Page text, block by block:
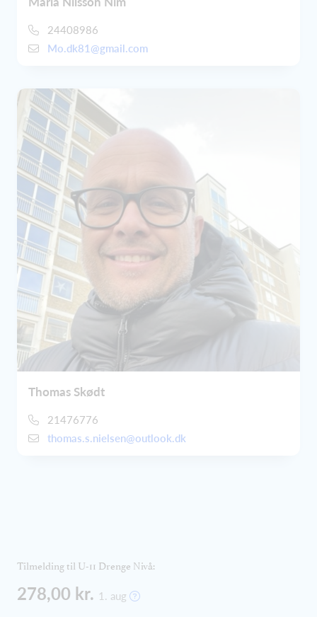
24408986
Mo.dk81@gmail.com
Thomas Skødt
21476776
thomas.s.nielsen@outlook.dk
Tilmelding til U-11 Drenge Nivå:
278,00 kr. 1. aug